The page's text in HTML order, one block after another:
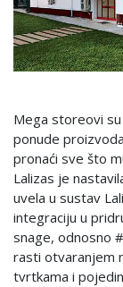
Mega storeovi
ponude
pronaći sve što
Lalizas je
uvela u sustav
integraciju u
snage, odnosno
rasti otvaranjem
tvrtkama i